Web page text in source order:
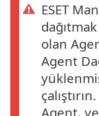
ESET
olan
Agent
Agent,